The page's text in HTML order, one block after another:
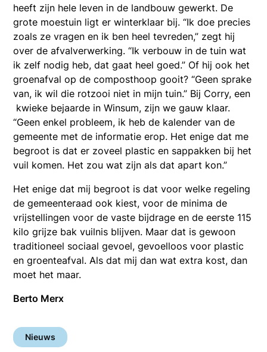
heeft zijn hele leven in de landbouw gewerkt. De
grote moestuin ligt er winterklaar bij. “Ik doe precies
zoals ze vragen en ik ben heel tevreden,” zegt hij
over de afvalverwerking. “Ik verbouw in de tuin wat
ik zelf nodig heb, dat gaat heel goed.” Of hij ook het
groenafval op de composthoop gooit? “Geen sprake
van, ik wil die rotzooi niet in mijn tuin.” Bij Corry, een
kwieke bejaarde in Winsum, zijn we gauw klaar.
“Geen enkel probleem, ik heb de kalender van de
gemeente met de informatie erop. Het enige dat me
begroot is dat er zoveel plastic en sappakken bij het
vuil komen. Het zou wat zijn als dat apart kon.”
Het enige dat mij begroot is dat voor welke regeling
de gemeenteraad ook kiest, voor de minima de
vrijstellingen voor de vaste bijdrage en de eerste 115
kilo grijze bak vuilnis blijven. Maar dat is gewoon
traditioneel sociaal gevoel, gevoelloos voor plastic
en groenteafval. Als dat mij dan wat extra kost, dan
moet het maar.
Berto Merx
Nieuws